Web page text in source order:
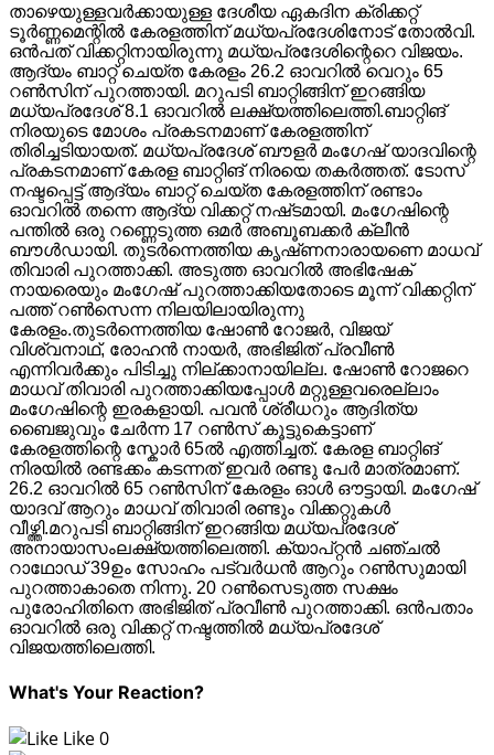
താഴെയുള്ളവർക്കായുള്ള ദേശീയ ഏകദിന ക്രിക്കറ്റ്
ടൂർണ്ണമെന്റിൽ കേരളത്തിന് മധ്യപ്രദേശിനോട് തോൽവി.
ഒൻപത് വിക്കറ്റിനായിരുന്നു മധ്യപ്രദേശിന്റെറെ വിജയം.
ആദ്യം ബാറ്റ് ചെയ്ത കേരളം 26.2 ഓവറിൽ വെറും 65
റൺസിന് പുറത്തായി. മറുപടി ബാറ്റിങ്ങിന് ഇറങ്ങിയ
മധ്യപ്രദേശ് 8.1 ഓവറിൽ ലക്ഷ്യത്തിലെത്തി.ബാറ്റിങ്
നിരയുടെ മോശം പ്രകടനമാണ് കേരളത്തിന്
തിരിച്ചടിയായത്. മധ്യപ്രദേശ് ബൗളർ മംഗേഷ് യാദവിന്റെ
പ്രകടനമാണ് കേരള ബാറ്റിങ് നിരയെ തകർത്തത്. ടോസ്
നഷ്ട‌പ്പെട്ട് ആദ്യം ബാറ്റ് ചെയ്ത കേരളത്തിന് രണ്ടാം
ഓവറിൽ തന്നെ ആദ്യ വിക്കറ്റ് നഷ്‌ടമായി. മംഗേഷിന്റെ
പന്തിൽ ഒരു റണ്ണെടുത്ത ഒമർ അബൂബക്കർ ക്ലീൻ
ബൗൾഡായി. തുടർന്നെത്തിയ കൃഷ്‌ണനാരായണെ മാധവ്
തിവാരി പുറത്താക്കി. അടുത്ത ഓവറിൽ അഭിഷേക്
നായരെയും മംഗേഷ് പുറത്താക്കിയതോടെ മൂന്ന് വിക്കറ്റിന്
പത്ത് റൺസെന്ന നിലയിലായിരുന്നു
കേരളം.തുടർന്നെത്തിയ ഷോൺ റോജർ, വിജയ്
വിശ്വനാഥ്, രോഹൻ നായർ, അഭിജിത് പ്രവീൺ
എന്നിവർക്കും പിടിച്ചു നില്ക്കാനായില്ല. ഷോൺ റോജറെ
മാധവ് തിവാരി പുറത്താക്കിയപ്പോൾ മറ്റുള്ളവരെല്ലാം
മംഗേഷിന്റെ ഇരകളായി. പവൻ ശ്രീധറും ആദിത്യ
ബൈജുവും ചേർന്ന 17 റൺസ് കൂട്ടുകെട്ടാണ്
കേരളത്തിന്റെ സ്കോർ 65ൽ എത്തിച്ചത്. കേരള ബാറ്റിങ്
നിരയിൽ രണ്ടക്കം കടന്നത് ഇവർ രണ്ടു പേർ മാത്രമാണ്.
26.2 ഓവറിൽ 65 റൺസിന് കേരളം ഓൾ ഔട്ടായി. മംഗേഷ്
യാദവ് ആറും മാധവ് തിവാരി രണ്ടും വിക്കറ്റുകൾ
വീഴ്ത്തി.മറുപടി ബാറ്റിങ്ങിന് ഇറങ്ങിയ മധ്യപ്രദേശ്
അനായാസംലക്ഷ്യത്തിലെത്തി. ക്യാപ്റ്റൻ ചഞ്ചൽ
റാഥോഡ് 39ഉം സോഹം പട്വർധൻ ആറും റൺസുമായി
പുറത്താകാതെ നിന്നു. 20 റൺസെടുത്ത സക്ഷം
പുരോഹിതിനെ അഭിജിത് പ്രവീൺ പുറത്താക്കി. ഒൻപതാം
ഓവറിൽ ഒരു വിക്കറ്റ് നഷ്ടത്തിൽ മധ്യപ്രദേശ്
വിജയത്തിലെത്തി.
What's Your Reaction?
Like0